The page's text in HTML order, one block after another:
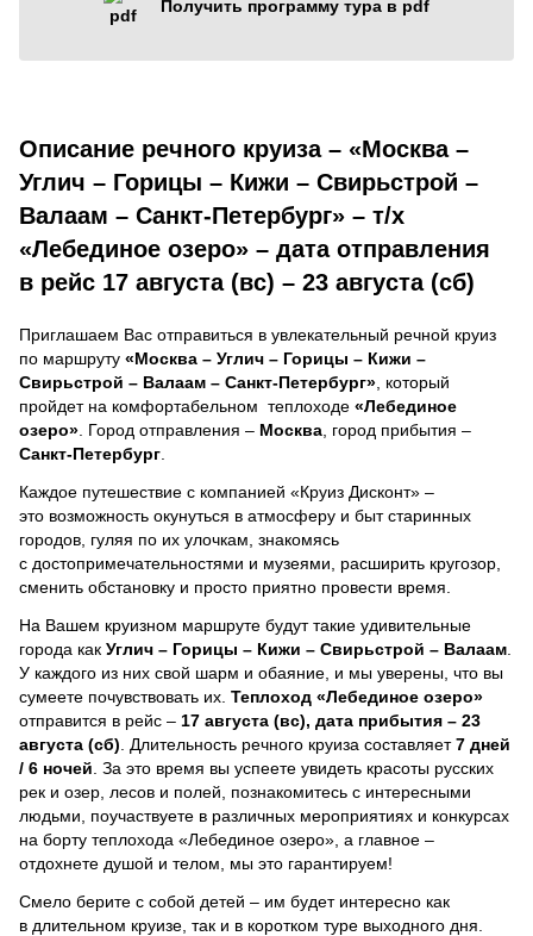
Получить программу тура в pdf
Описание речного круиза – «Москва –
Углич – Горицы – Кижи – Свирьстрой –
Валаам – Санкт-Петербург» – т/х
«Лебединое озеро» – дата отправления
в рейс 17 августа (вс) – 23 августа (сб)
Приглашаем Вас отправиться в увлекательный речной круиз
по маршруту «Москва – Углич – Горицы – Кижи –
Свирьстрой – Валаам – Санкт-Петербург» , который
пройдет на комфортабельном теплоходе «Лебединое
озеро» . Город отправления – Москва , город прибытия –
Санкт-Петербург
Каждое путешествие с компанией «Круиз Дисконт» –
это возможность окунуться в атмосферу и быт старинных
городов, гуляя по их улочкам, знакомясь
с достопримечательностями и музеями, расширить кругозор,
сменить обстановку и просто приятно провести время.
На Вашем круизном маршруте будут такие удивительные
города как Углич – Горицы – Кижи – Свирьстрой – Валаам
У каждого из них свой шарм и обаяние, и мы уверены, что вы
сумеете почувствовать их. Теплоход «Лебединое озеро»
отправится в рейс – 17 августа (вс), дата прибытия – 23
августа (сб) . Длительность речного круиза составляет7 дней
/ 6 ночей За это время вы успеете увидеть красоты русских
рек и озер, лесов и полей, познакомитесь с интересными
людьми, поучаствуете в различных мероприятиях и конкурсах
на борту теплохода «Лебединое озеро», а главное –
отдохнете душой и телом, мы это гарантируем!
Смело берите с собой детей – им будет интересно как
в длительном круизе, так и в коротком туре выходного дня.